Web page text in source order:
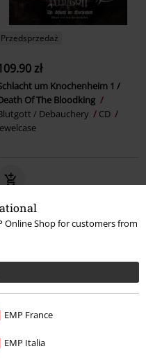
Online Shop for customers from
EMP France
EMP Italia
Przedsprzedaż
zł
um Knochenheim 1 /
Of The Bloodking
/ Debauchery
CD